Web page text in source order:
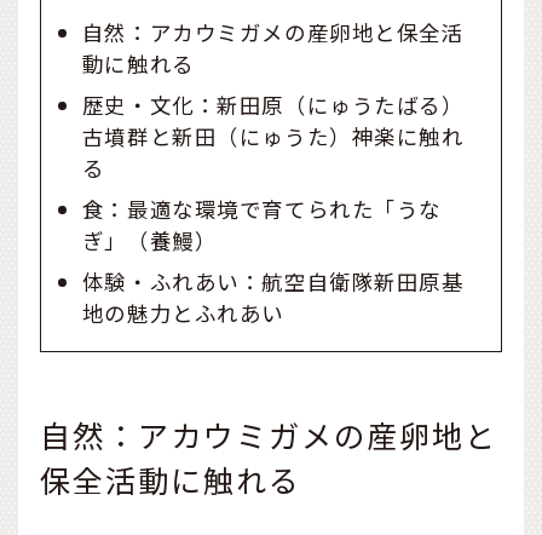
自然：アカウミガメの産卵地と保全活
動に触れる
歴史・文化：新田原（にゅうたばる）
古墳群と新田（にゅうた）神楽に触れ
る
食：最適な環境で育てられた「うな
ぎ」（養鰻）
体験・ふれあい：航空自衛隊新田原基
地の魅力とふれあい
自然：アカウミガメの産卵地と
保全活動に触れる